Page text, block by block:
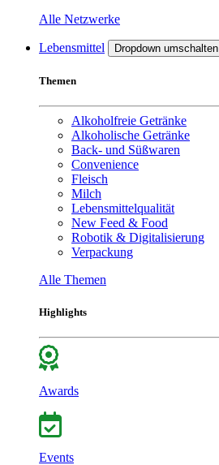
Alle Netzwerke
Lebensmittel Dropdown umschalten
Themen
Alkoholfreie Getränke
Alkoholische Getränke
Back- und Süßwaren
Convenience
Fleisch
Milch
Lebensmittelqualität
New Feed & Food
Robotik & Digitalisierung
Verpackung
Alle Themen
Highlights
Awards
Events